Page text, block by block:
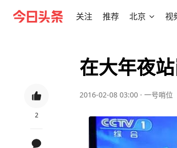
关注 推荐 北京 视
2
在大年夜
2016-02-08 03:00 · 一号哨位